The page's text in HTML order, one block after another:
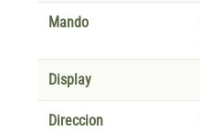
Mando
Display
Direccion